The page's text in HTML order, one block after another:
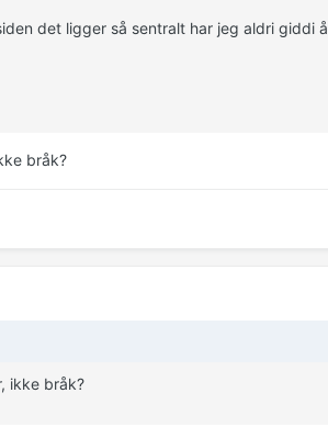
det ligger så sentralt har jeg aldri giddi å
bråk?
ikke bråk?